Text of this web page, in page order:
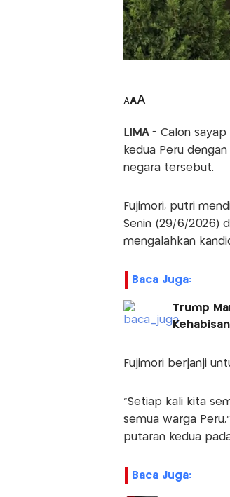
AAA
LIMA - Calon sayap
kedua Peru
negara tersebut.
Fujimori, putri
Senin (29/6/2026)
mengalahkan
Baca Juga:
Trump
Fujimori berjanji
"Setiap kali kita
semua warga
putaran kedua
Baca Juga: